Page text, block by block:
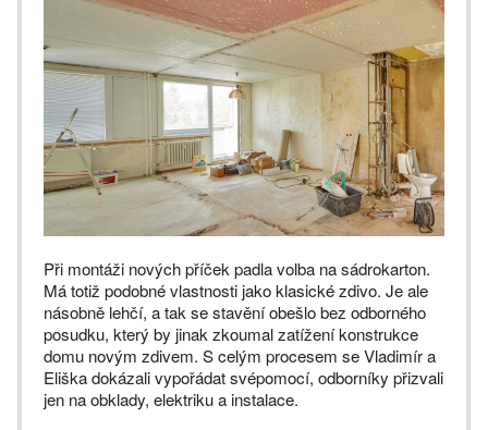
Při montáži nových příček padla volba na sádrokarton.
Má totiž podobné vlastnosti jako klasické zdivo. Je ale
násobně lehčí, a tak se stavění obešlo bez odborného
posudku, který by jinak zkoumal zatížení konstrukce
domu novým zdivem. S celým procesem se Vladimír a
Eliška dokázali vypořádat svépomocí, odborníky přizvali
jen na obklady, elektriku a instalace.